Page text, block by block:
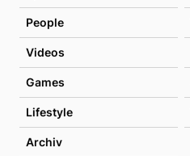
People
Videos
Games
Lifestyle
Archiv